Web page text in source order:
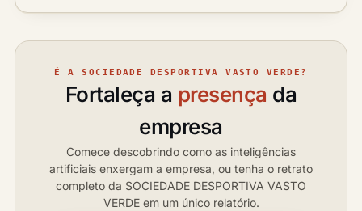
É A SOCIEDADE DESPORTIVA VASTO VERDE?
Fortaleça a presença da
empresa
Comece descobrindo como as inteligências
artificiais enxergam a empresa, ou tenha o retrato
completo da SOCIEDADE DESPORTIVA VASTO
VERDE em um único relatório.